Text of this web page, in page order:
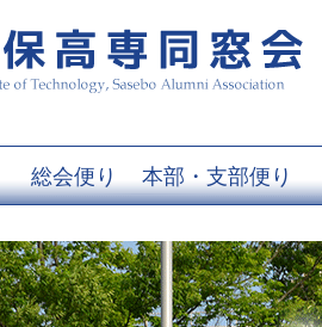
総会便り 本部・支部便り